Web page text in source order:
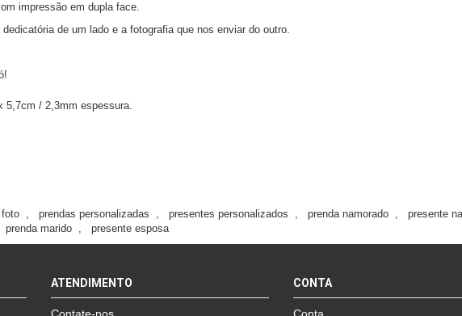
impressão em dupla face.
de um lado e a fotografia que nos enviar do outro.
5,7cm / 2,3mm espessura.
, prendas personalizadas , presentes personalizados , prenda namorado , presente
prenda marido , presente esposa
ATENDIMENTO CONTA